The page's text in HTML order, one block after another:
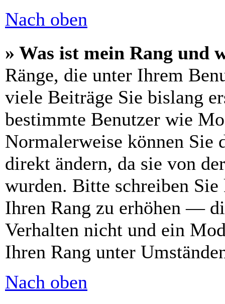
Nach oben
» Was ist mein Rang und
Ränge, die unter Ihrem
viele Beiträge Sie bislang
bestimmte Benutzer wie
Normalerweise können Sie
direkt ändern, da sie von
wurden. Bitte schreiben
Ihren Rang zu erhöhen —
Verhalten nicht und ein
Ihren Rang unter
Nach oben